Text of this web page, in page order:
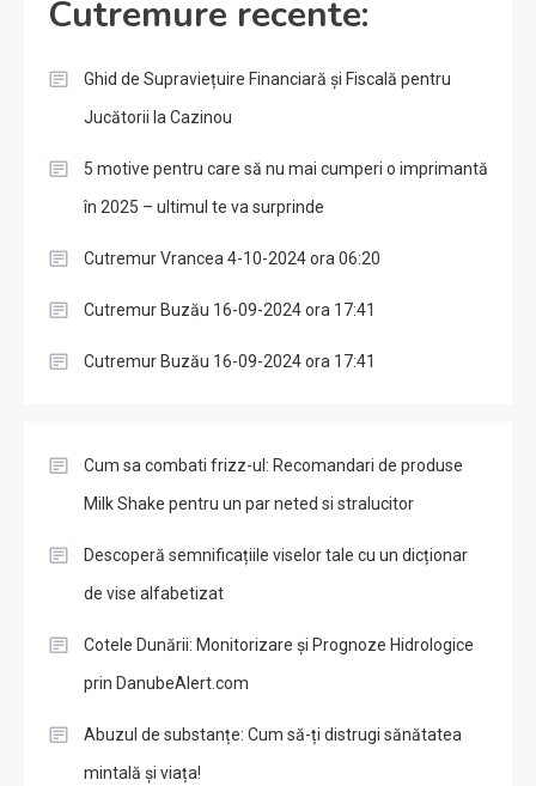
Cutremure recente:
Ghid de Supraviețuire Financiară și Fiscală pentru
Jucătorii la Cazinou
5 motive pentru care să nu mai cumperi o imprimantă
în 2025 – ultimul te va surprinde
Cutremur Vrancea 4-10-2024 ora 06:20
Cutremur Buzău 16-09-2024 ora 17:41
Cutremur Buzău 16-09-2024 ora 17:41
Cum sa combati frizz-ul: Recomandari de produse
Milk Shake pentru un par neted si stralucitor
Descoperă semnificațiile viselor tale cu un dicționar
de vise alfabetizat
Cotele Dunării: Monitorizare și Prognoze Hidrologice
prin DanubeAlert.com
Abuzul de substanțe: Cum să-ți distrugi sănătatea
mintală și viața!